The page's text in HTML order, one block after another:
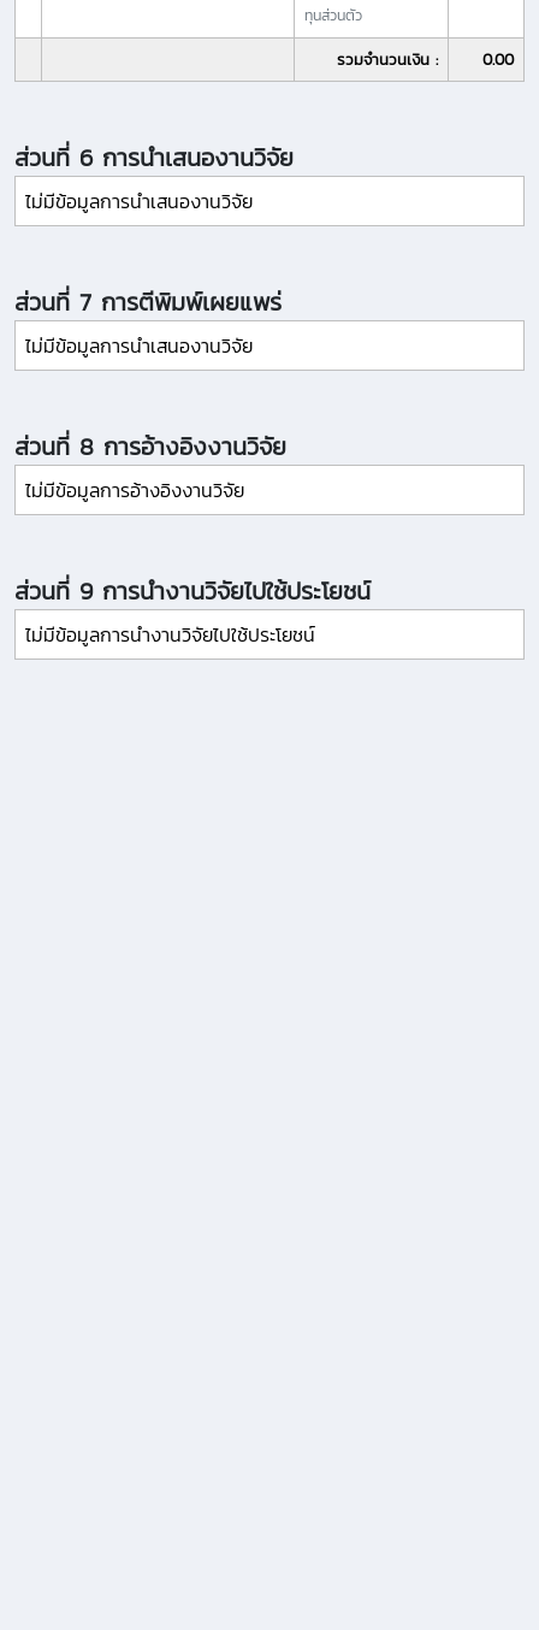
ทุนส่วนตัว
รวมจำนวนเงิน : 0.00
ส่วนที่ 6 การนำเสนองานวิจัย
ไม่มีข้อมูลการนำเสนองานวิจัย
ส่วนที่ 7 การตีพิมพ์เผยแพร่
ไม่มีข้อมูลการนำเสนองานวิจัย
ส่วนที่ 8 การอ้างอิงงานวิจัย
ไม่มีข้อมูลการอ้างอิงงานวิจัย
ส่วนที่ 9 การนำงานวิจัยไปใช้ประโยชน์
ไม่มีข้อมูลการนำงานวิจัยไปใช้ประโยชน์